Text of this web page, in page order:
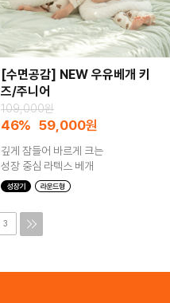
[수면공감] NEW 우유베개 키
즈/주니어
109,000원
46% 59,000원
깊게 잠들어 바르게 크는
성장 중심 라텍스 베개
3